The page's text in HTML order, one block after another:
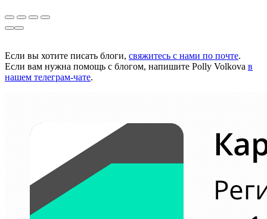
Если вы хотите писать блоги, свяжитесь с нами по почте.
Если вам нужна помощь с блогом, напишите Polly Volkova в
нашем телеграм-чате.